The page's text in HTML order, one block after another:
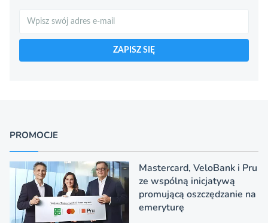
Szukaj
ZAPISZ SIĘ
PROMOCJE
Mastercard, VeloBank i Pru
ze wspólną inicjatywą
promującą oszczędzanie na
emeryturę